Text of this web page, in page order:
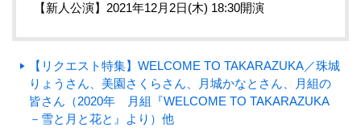
【新人公演】2021年12月2日(木) 18:30開演
【リクエスト特集】WELCOME TO TAKARAZUKA／珠城
りょうさん、美園さくらさん、月城かなとさん、月組の
皆さん（2020年 月組『WELCOME TO TAKARAZUKA
－雪と月と花と』より）他